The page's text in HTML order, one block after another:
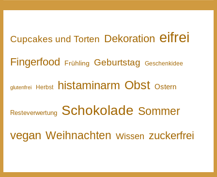
Cupcakes und Torten Dekoration eifrei
Fingerfood Frühling Geburtstag Geschenkidee
glutenfrei Herbst histaminarm Obst Ostern
Resteverwertung Schokolade Sommer
vegan Weihnachten Wissen zuckerfrei